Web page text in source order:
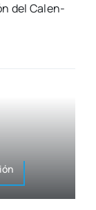
del Calen­